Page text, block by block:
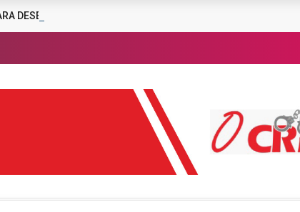
DESENCORAJAR A CRIMINALIDADE